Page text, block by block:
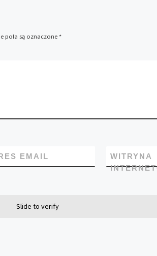
pola są oznaczone*
EMAIL
WITRYNA
Slide to verify